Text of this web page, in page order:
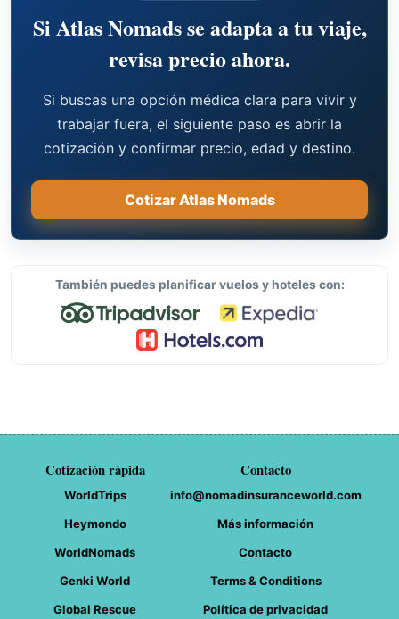
Si Atlas Nomads se adapta a tu viaje,
revisa precio ahora.
Si buscas una opción médica clara para vivir y
trabajar fuera, el siguiente paso es abrir la
cotización y confirmar precio, edad y destino.
Cotizar Atlas Nomads
También puedes planificar vuelos y hoteles con:
Cotización rápida
WorldTrips
Heymondo
WorldNomads
Genki World
Global Rescue
Contacto
info@nomadinsuranceworld.com
Más información
Contacto
Terms & Conditions
Política de privacidad